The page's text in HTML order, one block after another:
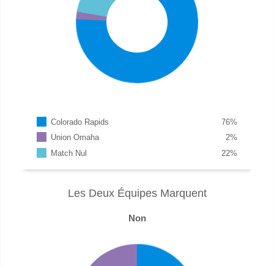
Colorado Rapids %
76
Union Omaha
%
2
Match Nul
%
22
Les Deux Équipes Marquent
Non